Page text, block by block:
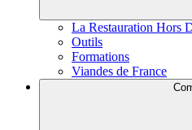
La Restauration Hors
Outils
Formations
Viandes de France